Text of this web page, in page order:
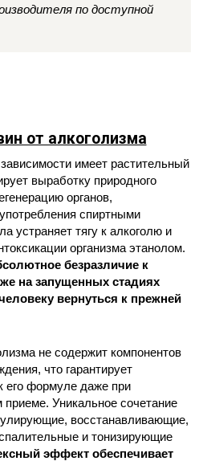
по доступной
от алкоголизма
имеет растительный
выработку природного
органов,
спиртными
устраняет тягу к алкоголю и
организма этанолом.
безразличие к
на запущенных стадиях
вернуться к прежней
не содержит компонентов
что гарантирует
его формуле даже при
Уникальное сочетание
восстанавливающие,
и тонизирующие
эффект обеспечивает